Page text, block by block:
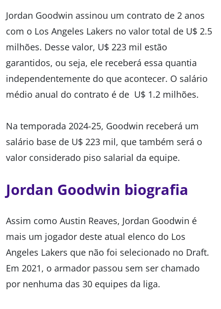
Jordan Goodwin assinou um contrato de 2 anos
com o Los Angeles Lakers no valor total de U$ 2.5
milhões. Desse valor, U$ 223 mil estão
garantidos, ou seja, ele receberá essa quantia
independentemente do que acontecer. O salário
médio anual do contrato é de U$ 1.2 milhões.
Na temporada 2024-25, Goodwin receberá um
salário base de U$ 223 mil, que também será o
valor considerado piso salarial da equipe.
Jordan Goodwin biografia
Assim como Austin Reaves, Jordan Goodwin é
mais um jogador deste atual elenco do Los
Angeles Lakers que não foi selecionado no Draft.
Em 2021, o armador passou sem ser chamado
por nenhuma das 30 equipes da liga.